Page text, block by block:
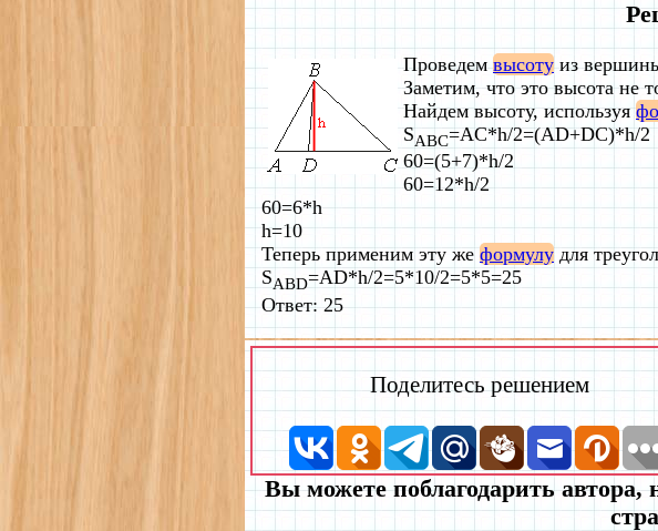
Проведемвысотуиз
Заметим, что это высота не
Найдем высоту, используя
SABC=AC*h/2=(AD+DC)*h/2
60=(5+7)*h/2
60=12*h/2
60=6*h
h=10
Теперь применим эту жеформулудля
SABD=AD*h/2=5*10/2=5*5=25
Ответ: 25
Поделитесь решением
Вы можете поблагодарить автора,